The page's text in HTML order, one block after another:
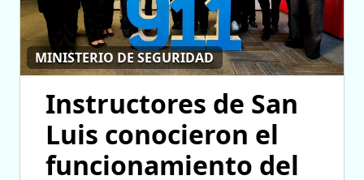
MINISTERIO DE SEGURIDAD
Instructores de San
Luis conocieron el
funcionamiento del